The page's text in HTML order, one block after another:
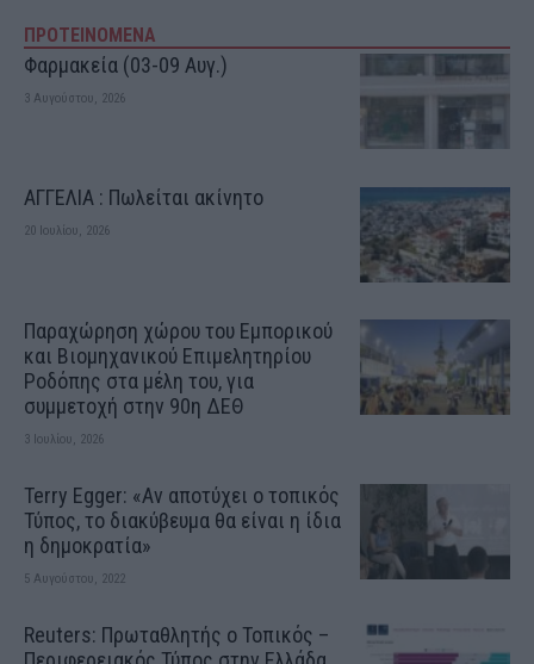
ΠΡΟΤΕΙΝΟΜΕΝΑ
Φαρμακεία (03-09 Αυγ.)
3 Αυγούστου, 2026
ΑΓΓΕΛΙΑ : Πωλείται ακίνητο
20 Ιουλίου, 2026
Παραχώρηση χώρου του Εμπορικού
και Βιομηχανικού Επιμελητηρίου
Ροδόπης στα μέλη του, για
συμμετοχή στην 90η ΔΕΘ
3 Ιουλίου, 2026
Terry Egger: «Αν αποτύχει ο τοπικός
Τύπος, το διακύβευμα θα είναι η ίδια
η δημοκρατία»
5 Αυγούστου, 2022
Reuters: Πρωταθλητής ο Τοπικός –